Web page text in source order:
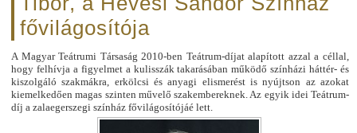
fővilágosítója
A Magyar Teátrumi Társaság 2010-ben Teátrum-díjat alapított azzal a céllal,
hogy felhívja a figyelmet a kulisszák takarásában működő színházi háttér- és
kiszolgáló szakmákra, erkölcsi és anyagi elismerést is nyújtson az azokat
kiemelkedően magas szinten művelő szakembereknek. Az egyik idei Teátrum-
díj a zalaegerszegi színház fővilágosítójáé lett.